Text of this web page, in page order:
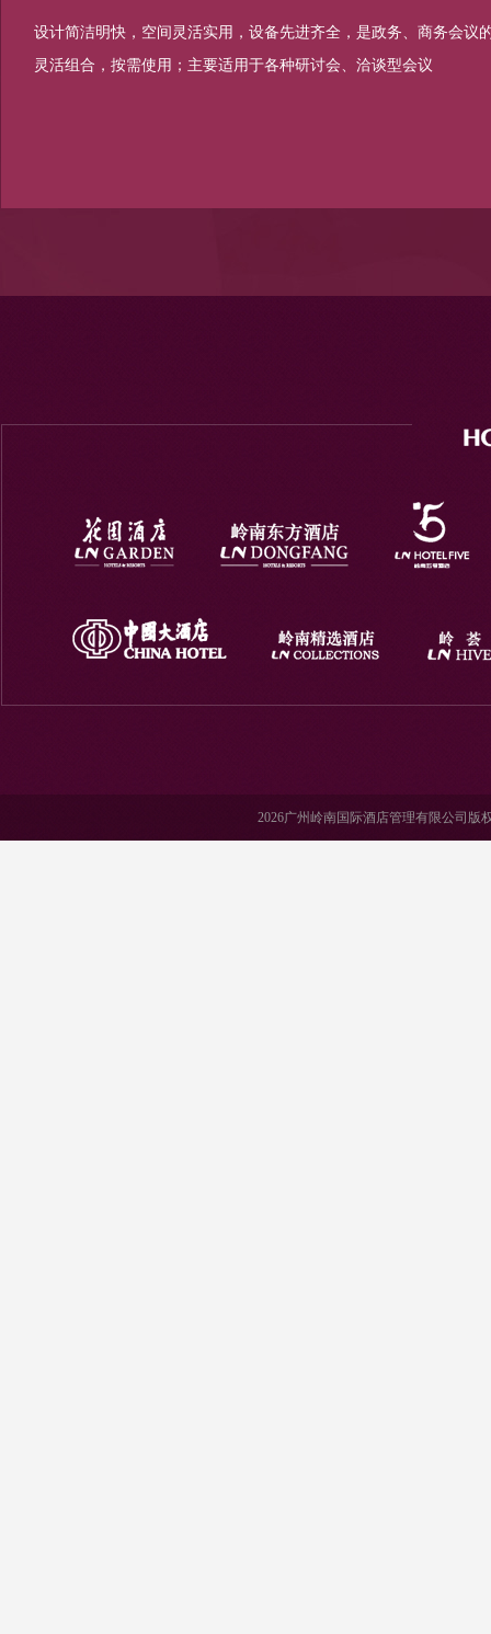
设计简洁明快，空间灵活实用，设备先进齐全，是政务、商务会
灵活组合，按需使用；主要适用于各种研讨会、洽谈型会议
2026广州岭南国际酒店管理有限公司版